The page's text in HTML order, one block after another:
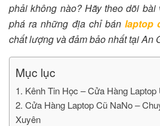
phải không nào? Hãy theo dõi
phá ra những địa chỉ bánlaptop
chất lượng và đảm bảo nhất tại An
Mục lục
1. Kênh Tin Học – Cửa Hàng
2. Cửa Hàng Laptop Cũ NaNo –
Xuyên